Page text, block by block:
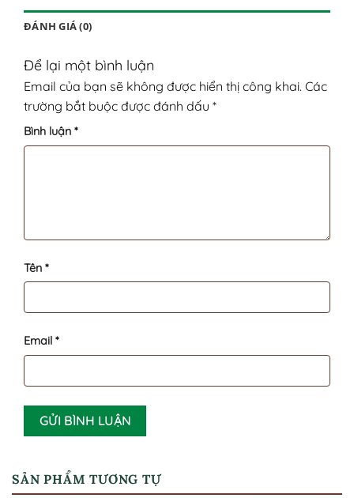
ĐÁNH GIÁ (0)
Để lại một bình luận
Email của bạn sẽ không được hiển thị công khai. Các
trường bắt buộc được đánh dấu *
Bình luận *
Tên *
Email *
SẢN PHẨM TƯƠNG TỰ